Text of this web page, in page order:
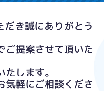
き誠にありがとう
ご提案させて頂いた
します。
気軽にご相談くださ